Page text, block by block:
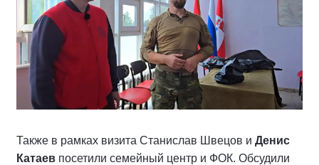
Также в рамках визита Станислав Швецов и Денис
Катаев посетили семейный центр и ФОК. Обсудили